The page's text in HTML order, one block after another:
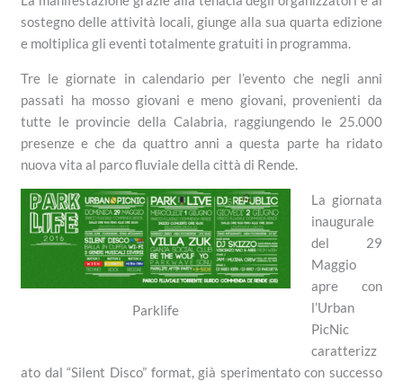
sostegno delle attività locali, giunge alla sua quarta edizione
e moltiplica gli eventi totalmente gratuiti in programma.
Tre le giornate in calendario per l’evento che negli anni
passati ha mosso giovani e meno giovani, provenienti da
tutte le provincie della Calabria, raggiungendo le 25.000
presenze e che da quattro anni a questa parte ha ridato
nuova vita al parco fluviale della città di Rende.
Parklife
La giornata
inaugurale
del 29
Maggio
apre con
l’Urban
PicNic
caratterizz
ato dal “Silent Disco” format, già sperimentato con successo